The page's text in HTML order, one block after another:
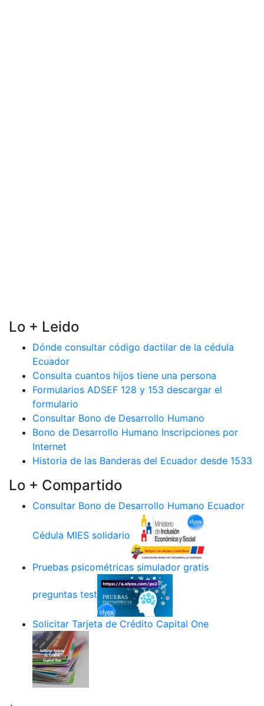
Lo + Leido
Dónde consultar código dactilar de la cédula
Ecuador
Consulta cuantos hijos tiene una persona
Formularios ADSEF 128 y 153 descargar el
formulario
Consultar Bono de Desarrollo Humano
Bono de Desarrollo Humano Inscripciones por
Internet
Historia de las Banderas del Ecuador desde 1533
Lo + Compartido
Consultar Bono de Desarrollo Humano Ecuador
Cédula MIES solidario
Pruebas psicométricas simulador gratis
preguntas test
Solicitar Tarjeta de Crédito Capital One
.